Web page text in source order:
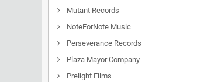
Mutant Records
NoteForNote Music
Perseverance Records
Plaza Mayor Company
Prelight Films